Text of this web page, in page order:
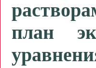
план